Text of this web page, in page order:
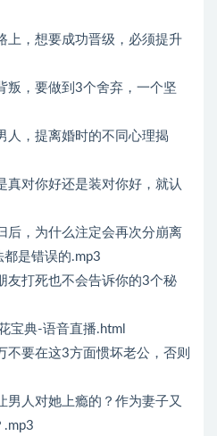
上，想要成功晋级，必须提升
叛，要做到3个舍弃，一个坚
人，提离婚时的不同心理揭
对你好还是装对你好，就认
后，为什么注定会再次分崩离
是错误的.mp3
友打死也不会告诉你的3个秘
宝典-语音直播.html
要在这3方面惯坏老公，否则
人对她上瘾的？作为妻子又
.mp3